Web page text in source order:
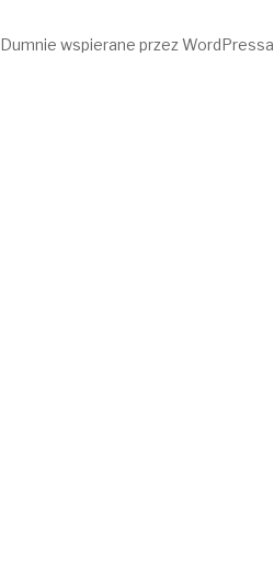
Dumnie wspierane przez WordPressa